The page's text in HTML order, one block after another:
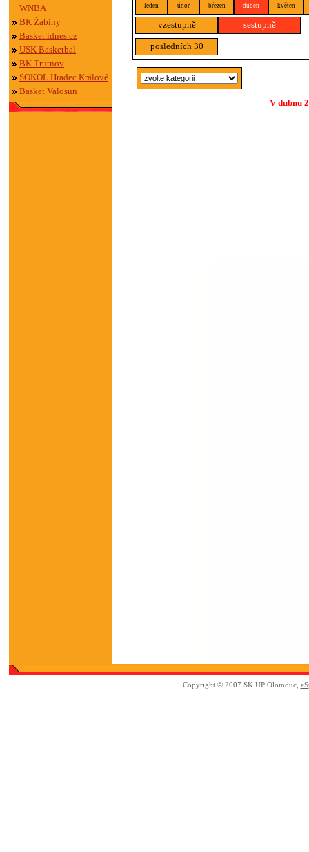
WNBA
BK Žabiny
Basket.idnes.cz
USK Basketbal
BK Trutnov
SOKOL Hradec Králové
Basket Valosun
leden únor březen duben květen
vzestupně sestupně
posledních 30
V dubnu
Copyright © 2007 SK UP Olomouc,